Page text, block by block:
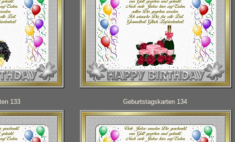
133 Geburtstagskarten 134